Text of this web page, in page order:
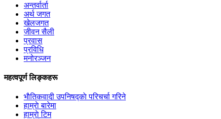
अन्तर्वार्ता
अर्थ जगत
खेलजगत
जीवन सैली
प्रवास
प्रविधि
मनोरञ्जन
महत्वपूर्ण लिङ्कहरू
भाैतिकवादी उपनिषद्काे परिचर्चा गरिने
हाम्राे बारेमा
हाम्राे टिम